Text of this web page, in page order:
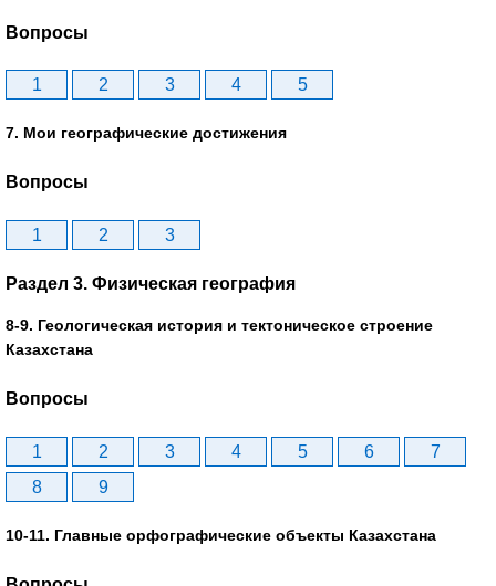
Вопросы
1 2 3 4 5
7. Мои географические достижения
Вопросы
1 2 3
Раздел 3. Физическая география
8-9. Геологическая история и тектоническое строение
Казахстана
Вопросы
1 2 3 4 5 6
7
8
9
10-11. Главные орфографические объекты Казахстана